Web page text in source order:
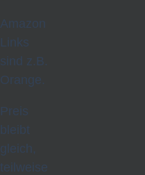
Amazon
Links
sind z.B.
Orange.
Preis
bleibt
gleich,
teilweise